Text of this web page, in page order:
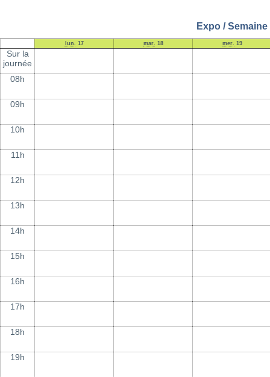
Expo /
lun. 17 mar. 18 mer. 19
Sur la
journée
08h
09h
10h
11h
12h
13h
14h
15h
16h
17h
18h
19h